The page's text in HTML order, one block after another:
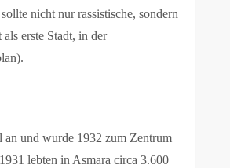
nicht nur rassistische, sondern
erste Stadt, in der
an und wurde 1932 zum Zentrum
lebten in Asmara circa 3.600